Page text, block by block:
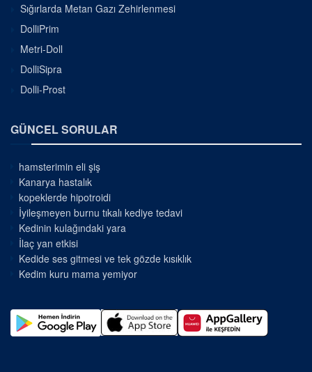
Sığırlarda Metan Gazı Zehirlenmesi
DolliPrim
Metri-Doll
DolliSipra
Dolli-Prost
GÜNCEL SORULAR
hamsterimin eli şiş
Kanarya hastalık
kopeklerde hipotroidi
İyileşmeyen burnu tıkalı kediye tedavi
Kedinin kulağındaki yara
İlaç yan etkisi
Kedide ses gitmesi ve tek gözde kısıklık
Kedim kuru mama yemiyor